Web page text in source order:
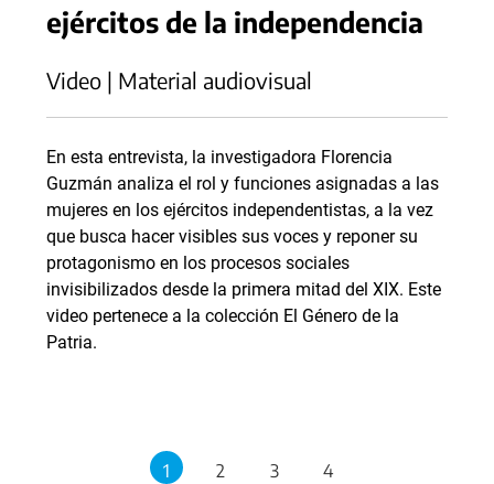
ejércitos de la independencia
Video | Material audiovisual
En esta entrevista, la investigadora Florencia
Guzmán analiza el rol y funciones asignadas a las
mujeres en los ejércitos independentistas, a la vez
que busca hacer visibles sus voces y reponer su
protagonismo en los procesos sociales
invisibilizados desde la primera mitad del XIX. Este
video pertenece a la colección El Género de la
Patria.
1 2 3
4